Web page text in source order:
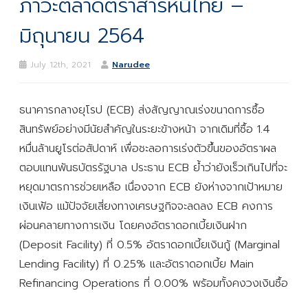
มิถุนายน 2564
July 12th, 2021 Narudee
ธนาคารกลางยุโรป (ECB) ส่งสัญญาณเร่งขนาดการซื้อ
สินทรัพย์อย่างมีนัยสำคัญในระยะข้างหน้า จากเดิมที่ซื้อ 1.4
หมื่นล้านยูโรต่อสัปดาห์ เพื่อชะลอการเร่งตัวขึ้นของอัตราผล
ตอบแทนพันธบัตรรัฐบาล ประธาน ECB ย้ำว่ายังเร็วเกินไปที่จะ
หยุดมาตรการช่วยเหลือ เนื่องจาก ECB ยังห่างจากเป้าหมาย
เงินเฟ้อ แม้ปัจจัยเสี่ยงทางเศรษฐกิจจะลดลง ECB คงการ
ผ่อนคลายทางการเงิน โดยคงอัตราดอกเบี้ยเงินฝาก
(Deposit Facility) ที่ 0.5% อัตราดอกเบี้ยเงินกู้ (Marginal
Lending Facility) ที่ 0.25% และอัตราดอกเบี้ย Main
Refinancing Operations ที่ 0.00% พร้อมทั้งคงวงเงินซื้อ